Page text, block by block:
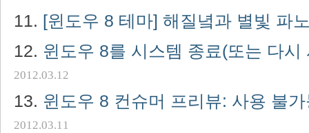
[윈도우 8 테마] 해질녘과 별빛 파
윈도우 8를 시스템 종료(또는 다
2012.03.12
윈도우 8 컨슈머 프리뷰: 사용 불
2012.03.11